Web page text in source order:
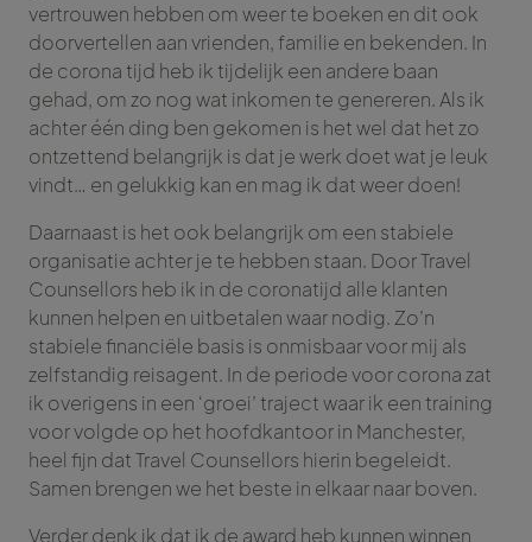
vertrouwen hebben om weer te boeken en dit ook
doorvertellen aan vrienden, familie en bekenden. In
de corona tijd heb ik tijdelijk een andere baan
gehad, om zo nog wat inkomen te genereren. Als ik
achter één ding ben gekomen is het wel dat het zo
ontzettend belangrijk is dat je werk doet wat je leuk
vindt… en gelukkig kan en mag ik dat weer doen!
Daarnaast is het ook belangrijk om een stabiele
organisatie achter je te hebben staan. Door Travel
Counsellors heb ik in de coronatijd alle klanten
kunnen helpen en uitbetalen waar nodig. Zo’n
stabiele financiële basis is onmisbaar voor mij als
zelfstandig reisagent. In de periode voor corona zat
ik overigens in een ‘groei’ traject waar ik een training
voor volgde op het hoofdkantoor in Manchester,
heel fijn dat Travel Counsellors hierin begeleidt.
Samen brengen we het beste in elkaar naar boven.
Verder denk ik dat ik de award heb kunnen winnen